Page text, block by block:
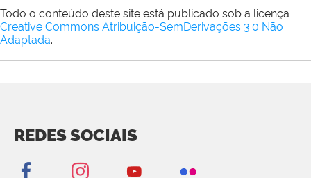
Todo o conteúdo deste site está publicado sob a licença
Creative Commons Atribuição-SemDerivações 3.0 Não
Adaptada.
REDES SOCIAIS